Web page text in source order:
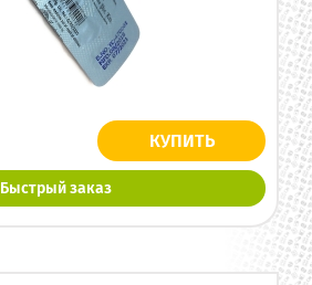
КУПИТЬ
Быстрый заказ